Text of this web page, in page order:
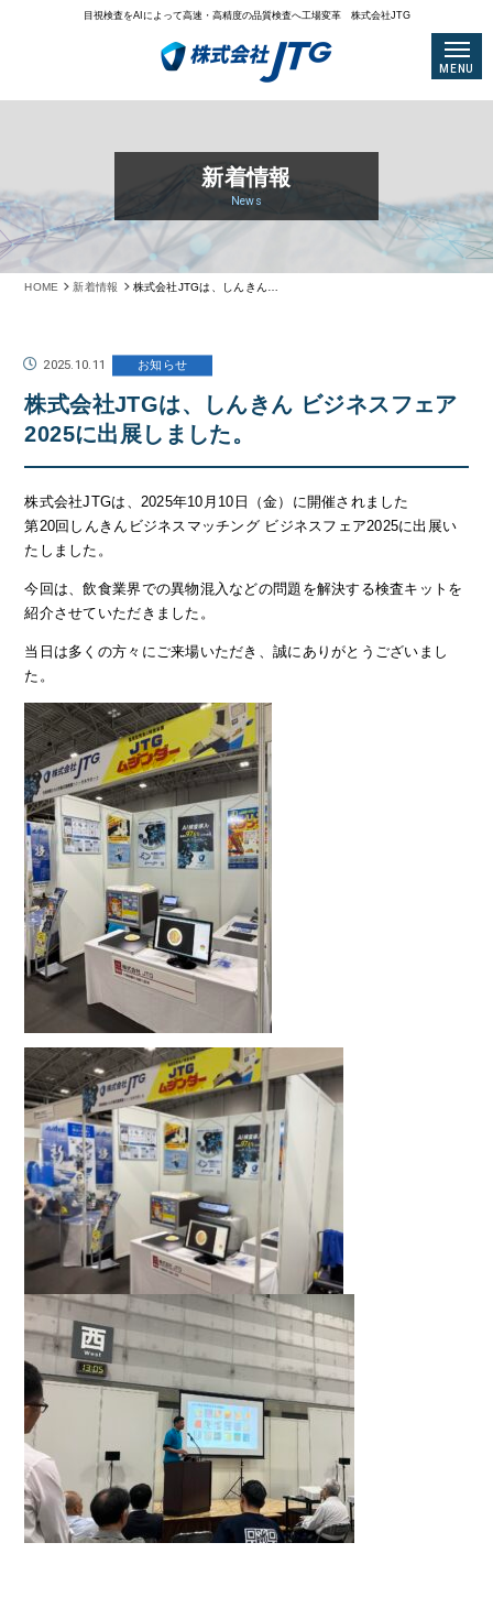
目視検査をAIによって高速・高精度の品質検査へ工場変革 株式会社JTG
新着情報
News
HOME 新着情報
2025.10.11 お知らせ
株式会社JTGは、しんきん ビジネスフェア
2025に出展しました。
株式会社JTGは、2025年10月10日（金）に開催されました
第20回しんきんビジネスマッチング ビジネスフェア2025に出展い
たしました。
今回は、飲食業界での異物混入などの問題を解決する検査キットを
紹介させていただきました。
当日は多くの方々にご来場いただき、誠にありがとうございまし
た。
MENU